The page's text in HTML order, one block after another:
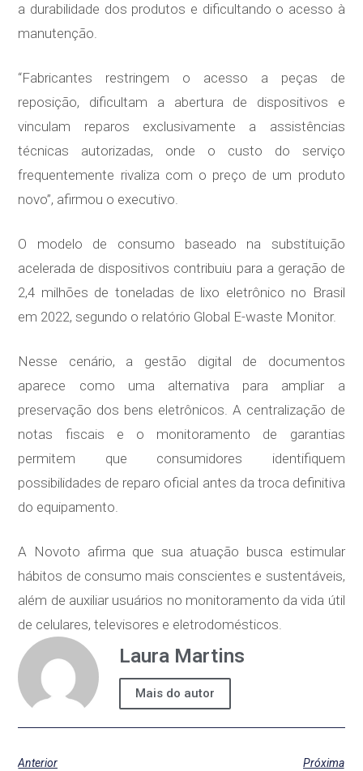
a durabilidade dos produtos e dificultando o acesso à
manutenção.
“Fabricantes restringem o acesso a peças de
reposição, dificultam a abertura de dispositivos e
vinculam reparos exclusivamente a assistências
técnicas autorizadas, onde o custo do serviço
frequentemente rivaliza com o preço de um produto
novo”, afirmou o executivo.
O modelo de consumo baseado na substituição
acelerada de dispositivos contribuiu para a geração de
2,4 milhões de toneladas de lixo eletrônico no Brasil
em 2022, segundo o relatório Global E-waste Monitor.
Nesse cenário, a gestão digital de documentos
aparece como uma alternativa para ampliar a
preservação dos bens eletrônicos. A centralização de
notas fiscais e o monitoramento de garantias
permitem que consumidores identifiquem
possibilidades de reparo oficial antes da troca definitiva
do equipamento.
A Novoto afirma que sua atuação busca estimular
hábitos de consumo mais conscientes e sustentáveis,
além de auxiliar usuários no monitoramento da vida útil
de celulares, televisores e eletrodomésticos.
Laura Martins
Mais do autor
Anterior Próxima